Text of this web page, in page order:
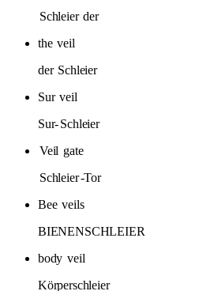
Schleier der
the veil
der Schleier
Sur veil
Sur-Schleier
Veil gate
Schleier-Tor
Bee veils
BIENENSCHLEIER
body veil
Körperschleier